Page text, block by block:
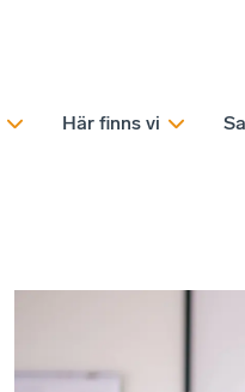
Här finns vi